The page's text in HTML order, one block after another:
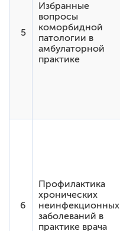
5
Избранные
вопросы
коморбидной
патологии в
амбулаторной
практике
6
Профилактика
хронических
неинфекционных
заболеваний в
практике врача